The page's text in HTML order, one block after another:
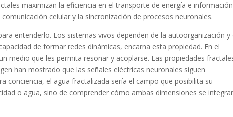
maximizan la eficiencia en el transporte de energía e
celular y la sincronización de procesos neuronales.
entenderlo. Los sistemas vivos dependen de la autoorganización y
de formar redes dinámicas, encarna esta propiedad. En el
medio que les permita resonar y acoplarse. Las propiedades
han mostrado que las señales eléctricas neuronales siguen
conciencia, el agua fractalizada sería el campo que posibilita su
o agua, sino de comprender cómo ambas dimensiones se